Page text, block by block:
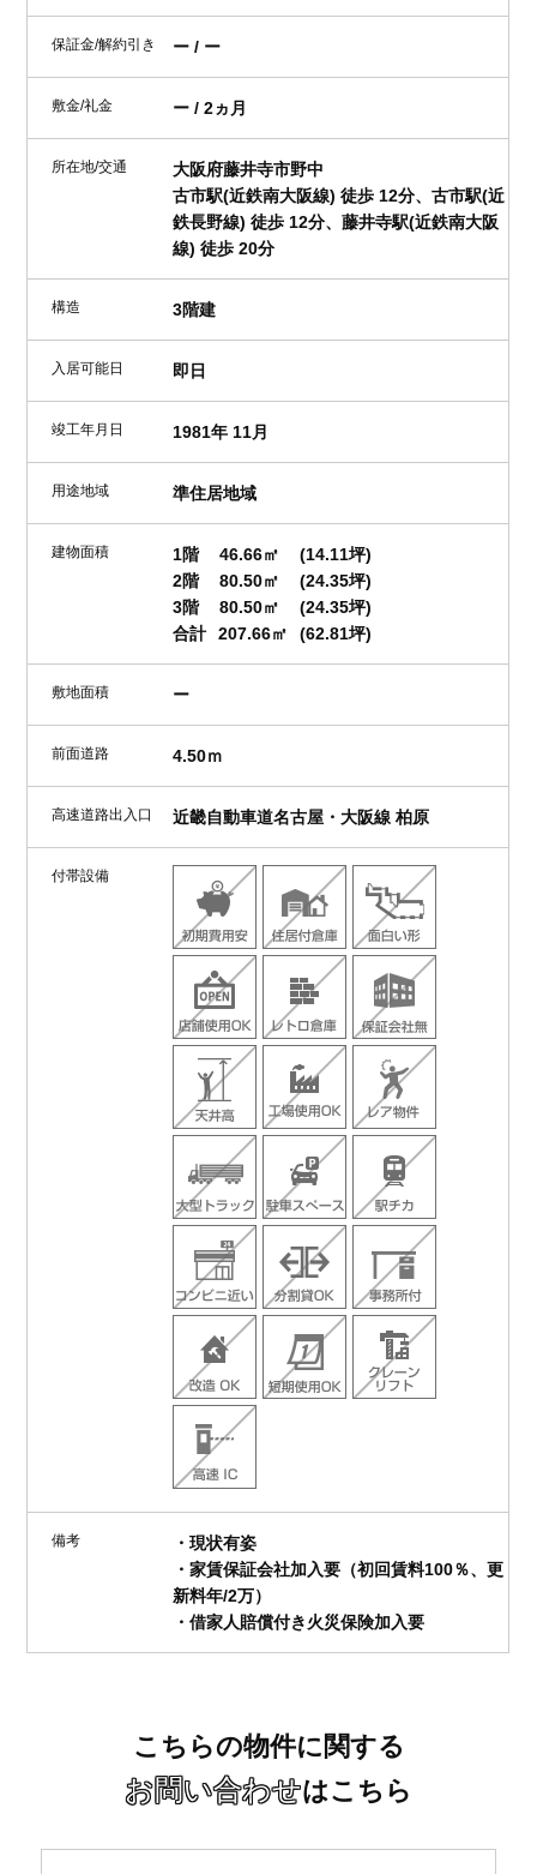
保証金/解約引き ー / ー
敷金/礼金 ー / 2ヵ月
所在地/交通
大阪府藤井寺市野中
古市駅(近鉄南大阪線) 徒歩 12分、古市駅(近
鉄長野線) 徒歩 12分、藤井寺駅(近鉄南大阪
線) 徒歩 20分
構造 3階建
入居可能日 即日
竣工年月日 1981年 11月
用途地域 準住居地域
建物面積 1階 46.66㎡
(14.11坪)
2階
80.50㎡
(24.35坪)
3階
80.50㎡
(24.35坪)
合計
207.66㎡ (62.81坪)
敷地面積 ー
前面道路 4.50ｍ
高速道路出入口 近畿自動車道名古屋・大阪線 柏原
付帯設備
備考
・現状有姿
・家賃保証会社加入要（初回賃料100％、更
新料年/2万）
・借家人賠償付き火災保険加入要
こちらの物件に関する
お問い合わせはこちら